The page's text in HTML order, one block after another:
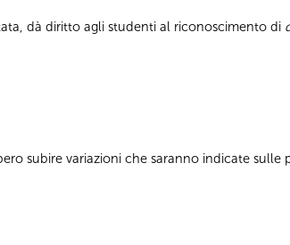
dà diritto agli studenti al riconoscimento di
subire variazioni che saranno indicate sulle